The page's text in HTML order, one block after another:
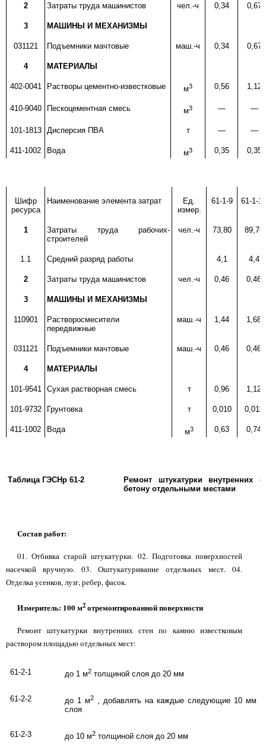
2 Затраты труда машинистов чел.-ч 0,34 0,67
3 МАШИНЫ И МЕХАНИЗМЫ
031121 Подъемники мачтовые маш.-ч 0,34 0,67
4 МАТЕРИАЛЫ
402-0041 Растворы цементно-известковые м3 0,56 1,12
410-9040 Пескоцементная смесь м3 — —
101-1813 Дисперсия ПВА т — —
411-1002 Вода м3 0,35 0,35
Шифр
ресурса
Наименование элемента затрат
Ед.
измер.
61-1-9 61-1-10
1
Затраты труда рабочих-
строителей
чел.-ч 73,80 89,76
1.1 Средний разряд работы 4,1 4,4
2 Затраты труда машинистов чел.-ч 0,46 0,46
3 МАШИНЫ И МЕХАНИЗМЫ
110901
Растворосмесители
передвижные
маш.-ч 1,44 1,68
031121 Подъемники мачтовые маш.-ч 0,46 0,46
4 МАТЕРИАЛЫ
101-9541 Сухая растворная смесь т 0,96 1,12
101-9732 Грунтовка т 0,010 0,011
411-1002 Вода м3 0,63 0,74
Таблица ГЭСНр 61-2
Ремонт штукатурки
бетону отдельными местами
Состав работ:
01. Отбивка старой штукатурки. 02. Подготовка поверхностей
насечкой вручную. 03. Оштукатуривание отдельных мест. 04.
Отделка усенков, лузг, ребер, фасок.
Измеритель: 100 м2отремонтированной поверхности
Ремонт штукатурки внутренних стен по камню известковым
раствором площадью отдельных мест:
61-2-1 до 1 м2 толщиной слоя до 20 мм
61-2-2 до 1 м2
, добавлять на каждые следующие 10 мм
слоя
61-2-3 до 10 м2 толщиной слоя до 20 мм